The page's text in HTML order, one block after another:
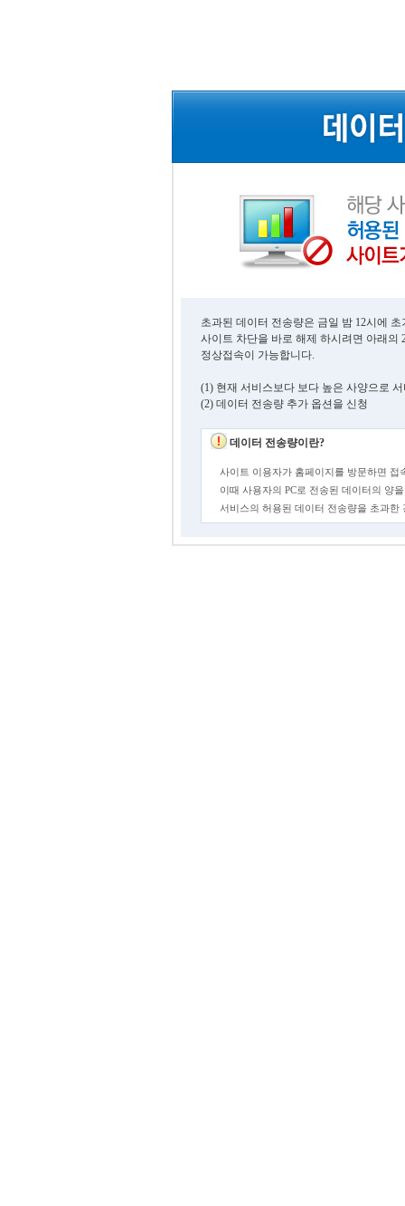
초과된 데이터 전송량은 금일 밤 12시에
사이트 차단을 바로 해제 하시려면 아래의
정상접속이 가능합니다.
(1) 현재 서비스보다 보다 높은 사양으로
(2) 데이터 전송량 추가 옵션을 신청
데이터 전송량이란?
사이트 이용자가 홈페이지를 방문하면 접
이때 사용자의 PC로 전송된 데이터의 양
서비스의 허용된 데이터 전송량을 초과